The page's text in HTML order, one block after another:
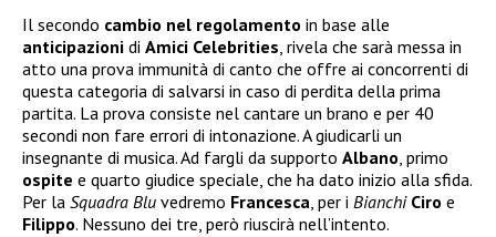
Il secondo cambio nel regolamento in base alle
anticipazioni di Amici Celebrities, rivela che sarà messa in
atto una prova immunità di canto che offre ai concorrenti di
questa categoria di salvarsi in caso di perdita della prima
partita. La prova consiste nel cantare un brano e per 40
secondi non fare errori di intonazione. A giudicarli un
insegnante di musica. Ad fargli da supporto Albano, primo
ospite e quarto giudice speciale, che ha dato inizio alla sfida.
Per la Squadra Blu vedremo Francesca, per i Bianchi Ciro e
Filippo. Nessuno dei tre, però riuscirà nell’intento.